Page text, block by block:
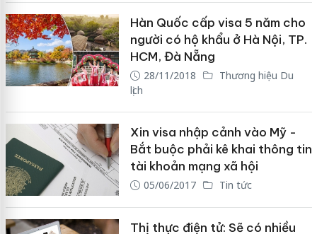
Hàn Quốc cấp visa 5 năm cho
người có hộ khẩu ở Hà Nội, TP.
HCM, Đà Nẵng
28/11/2018
Thương hiệu Du
lịch
Xin visa nhập cảnh vào Mỹ -
Bắt buộc phải kê khai thông tin
tài khoản mạng xã hội
05/06/2017 Tin tức
Thị thực điện tử: Sẽ có nhiều